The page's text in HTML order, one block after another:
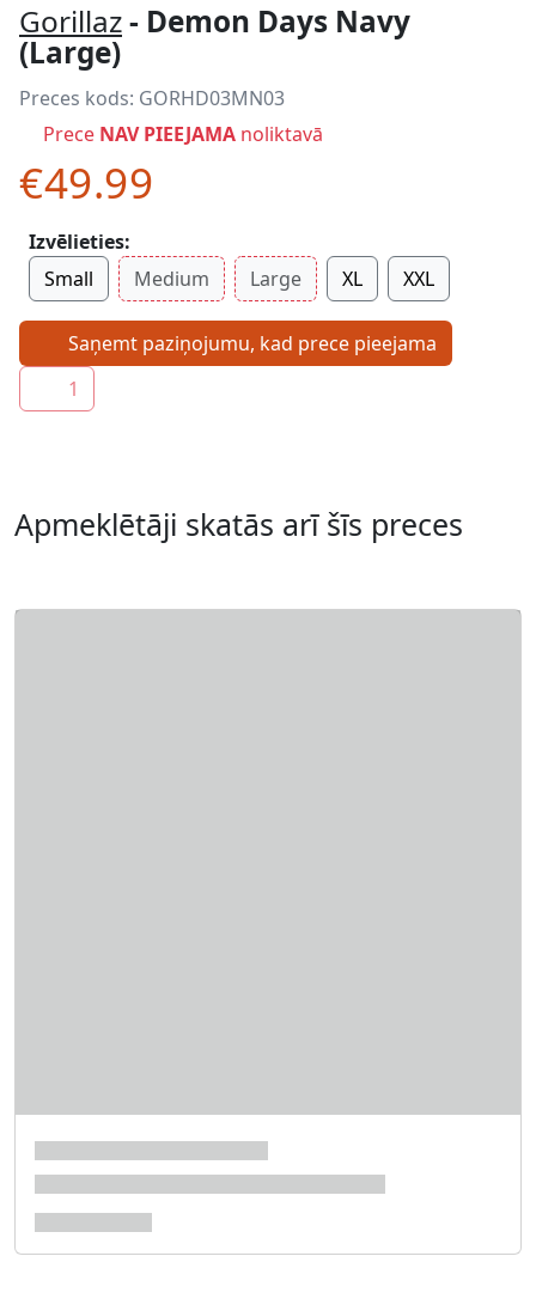
Gorillaz- Demon Days Navy
(Large)
Preces kods: GORHD03MN03
Prece NAV PIEEJAMA noliktavā
€49.99
Izvēlieties:
Small
Medium Large XL XXL
Saņemt paziņojumu, kad prece pieejama
1
Apmeklētāji skatās arī šīs preces